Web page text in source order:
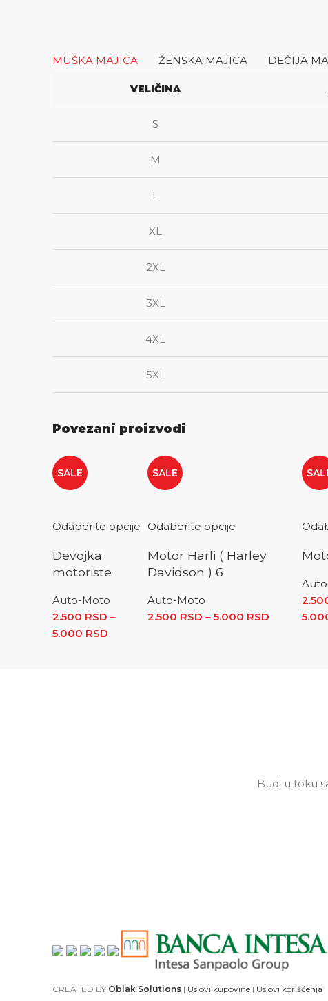
MUŠKA MAJICA
ŽENSKA MAJICA DEČIJA
VELIČINA
S
M
L
XL
2XL
3XL
4XL
5XL
Povezani proizvodi
SALE
Odaberite opcije
Devojka
motoriste
Auto-Moto
2.500 RSD –
5.000 RSD
SALE
Odaberite opcije
Motor Harli ( Harley
Davidson ) 6
Auto-Moto
2.500 RSD – 5.000 RSD Raspon
Budi u toku
CREATED BY Oblak Solutions | Uslovi kupovine | Uslovi korišćenja